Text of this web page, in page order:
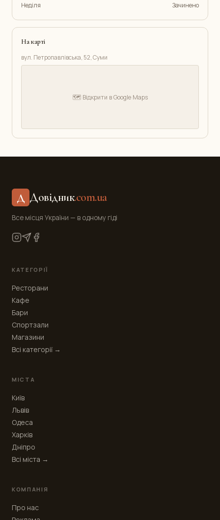
Неділя
Зачинено
На карті
вул. Петропавлівська, 52, Суми
🗺️ Відкрити в Google Maps
Д Довідник.com.ua
Все місця України — в одному гіді
КАТЕГОРІЇ
Ресторани
Кафе
Бари
Спортзали
Магазини
Всі категорії →
МІСТА
Київ
Львів
Одеса
Харків
Дніпро
Всі міста →
КОМПАНІЯ
Про нас